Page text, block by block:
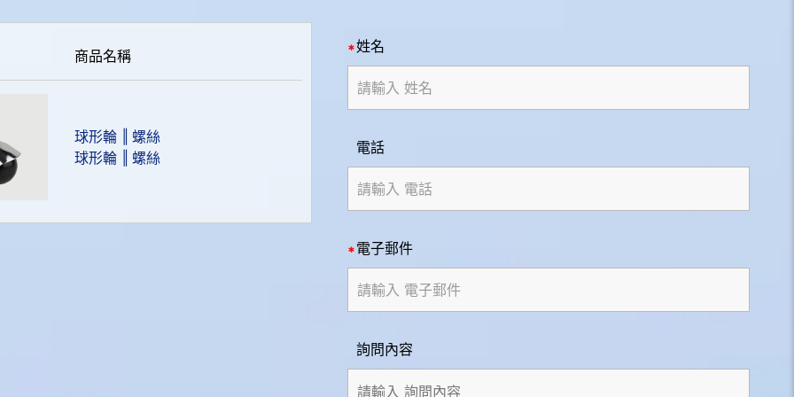
商品名稱
球形輪 ‖ 螺絲
球形輪 ‖ 螺絲
姓名
電話
電子郵件
詢問內容